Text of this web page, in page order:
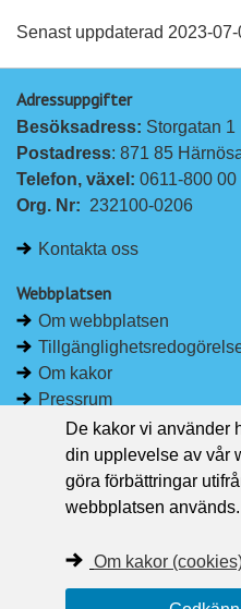
Senast uppdaterad 2023-07-
Adressuppgifter
Besöksadress: Storgatan 1
Postadress: 871 85
Telefon, växel: 0611-800 00
Org. Nr: 232100-0206
Kontakta oss
Webbplatsen
Om webbplatsen
Om kakor
Pressrum
Håll dig uppdaterad
Följ Region
Region Västernorrland i
De kakor vi använder
din upplevelse av vår
göra förbättringar
webbplatsen används.
Om kakor